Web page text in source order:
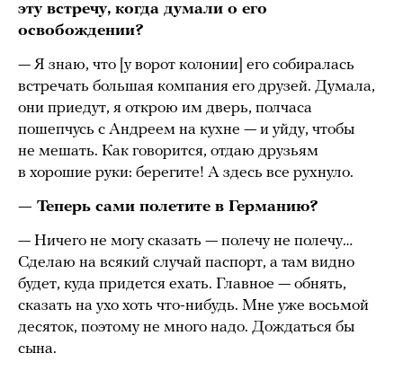
эту встречу, когда думали о его
освобождении?
— Я знаю, что [у ворот колонии] его собиралась
встречать большая компания его друзей. Думала,
они приедут, я открою им дверь, полчаса
пошепчусь с Андреем на кухне — и уйду, чтобы
не мешать. Как говорится, отдаю друзьям
в хорошие руки: берегите! А здесь все рухнуло.
— Теперь сами полетите в Германию?
— Ничего не могу сказать — полечу не полечу…
Сделаю на всякий случай паспорт, а там видно
будет, куда придется ехать. Главное — обнять,
сказать на ухо хоть что-нибудь. Мне уже восьмой
десяток, поэтому не много надо. Дождаться бы
сына.